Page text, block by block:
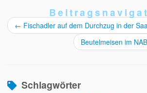
← Fischadler auf dem Durchzug in der
Beutelmeisen im
Schlagwörter